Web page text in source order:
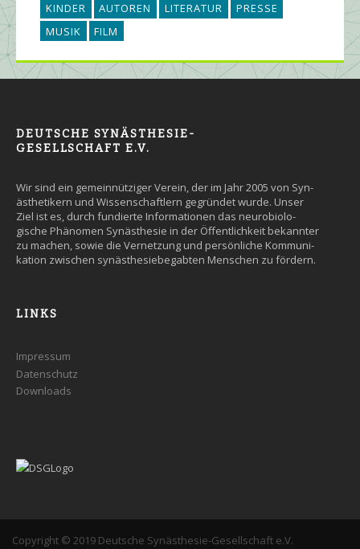
KINDER
AUTOREN LITERATUR
PRESSE
MUSIK
FILM
DEUTSCHE SYNÄSTHESIE-
GESELLSCHAFT E.V.
Wir sind ein gemein­nütziger Ver­ein, der im Jahr 2005 von Syn­
äs­the­tikern und Wissen­schaft­lern ge­grün­det wurde. Un­ser
Ziel ist es, durch fun­dier­te Infor­ma­tio­nen das neuro­bio­lo­
gische Phäno­men Syn­äs­the­sie in der Öffent­lich­keit be­kann­ter
zu machen, so­wie die Ver­net­zung und persön­liche Kommuni­
kation zwi­schen syn­äs­the­sie­be­gab­ten Men­schen zu fördern.
LINKS
Impressum
Datenschutz
Downloads
Copyright © 2019 Deutsche Synästhesie-Gesellschaft e.V.